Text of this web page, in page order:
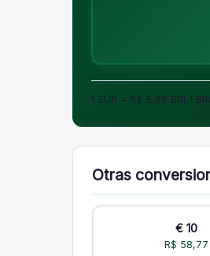
1 EUR = R$ 5,88 BRL1
Otras
€ 10
R$ 58,77